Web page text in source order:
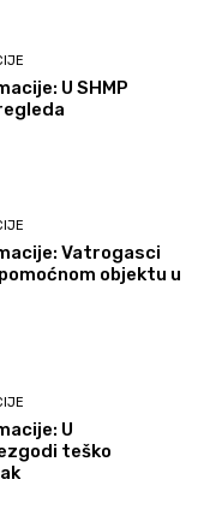
U SHMP
Vatrogasci
objektu u
U
teško